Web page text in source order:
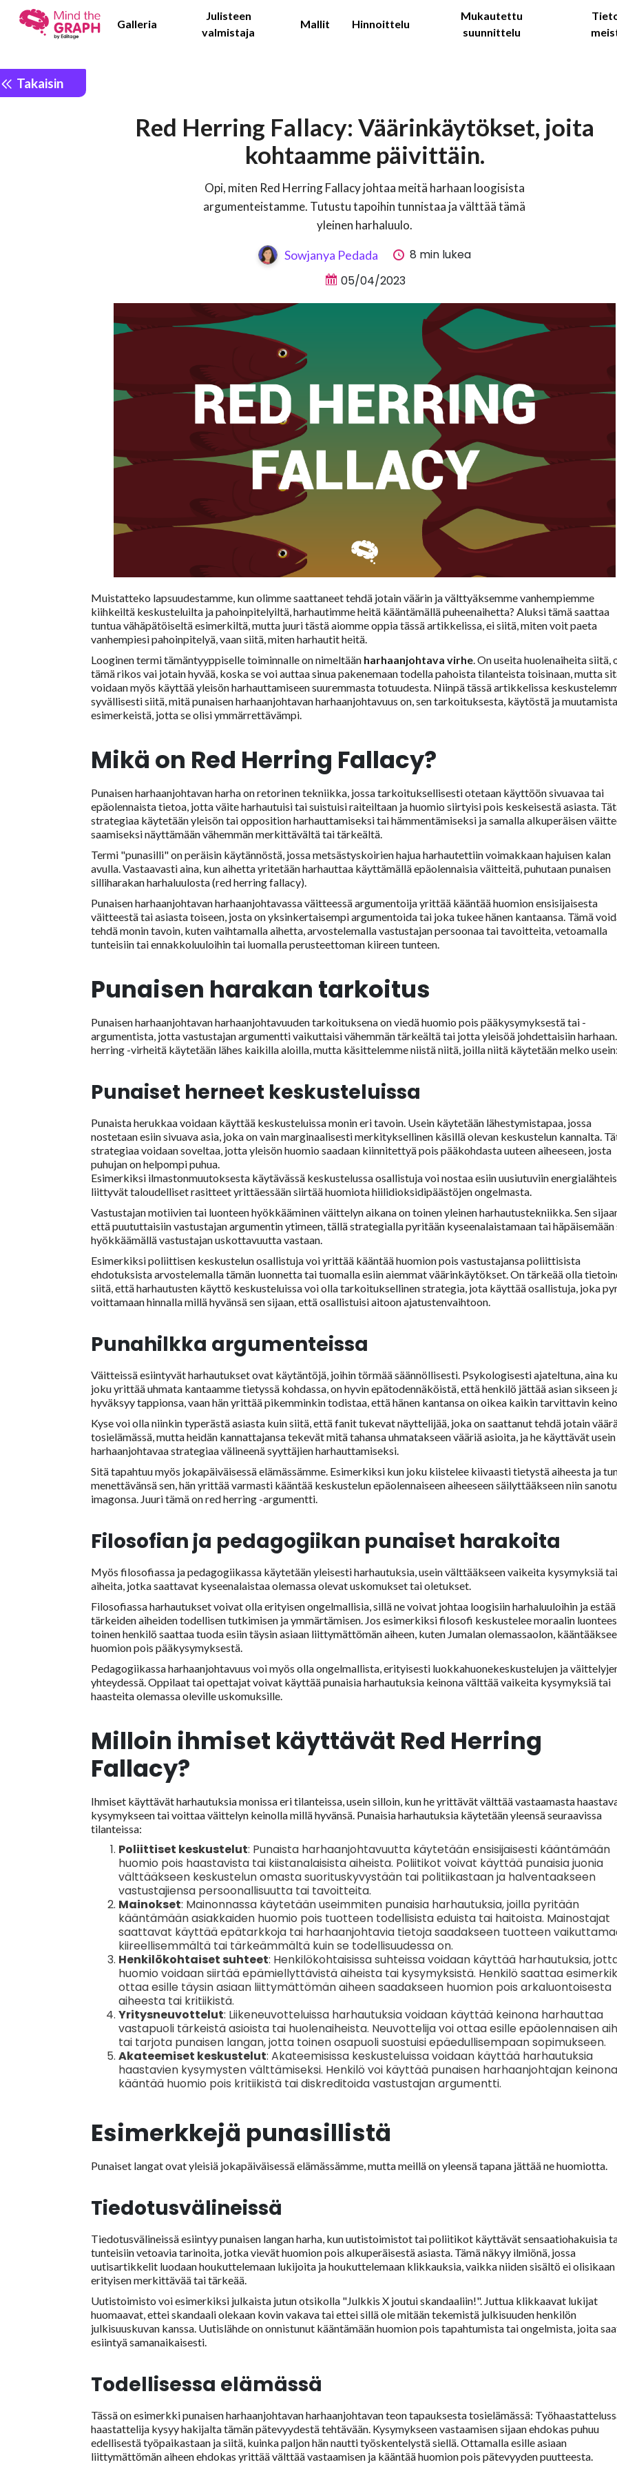
Galleria
Julisteen
valmistaja
Mallit Hinnoittelu
Mukautettu
suunnittelu
Takaisin
Red Herring Fallacy: Väärinkäytökset, joita
kohtaamme päivittäin.
Opi, miten Red Herring Fallacy johtaa meitä harhaan loogisista
argumenteistamme. Tutustu tapoihin tunnistaa ja välttää tämä
yleinen harhaluulo.
Sowjanya Pedada
8 min lukea
05/04/2023
Muistatteko lapsuudestamme, kun olimme saattaneet tehdä jotain väärin ja välttyäksemme vanhempiemme
kiihkeiltä keskusteluilta ja pahoinpitelyiltä, harhautimme heitä kääntämällä puheenaihetta? Aluksi tämä saattaa
tuntua vähäpätöiseltä esimerkiltä, mutta juuri tästä aiomme oppia tässä artikkelissa, ei siitä, miten voit paeta
vanhempiesi pahoinpitelyä, vaan siitä, miten harhautit heitä.
Looginen termi tämäntyyppiselle toiminnalle on nimeltään harhaanjohtava virhe. On useita huolenaiheita siitä,
tämä rikos vai jotain hyvää, koska se voi auttaa sinua pakenemaan todella pahoista tilanteista toisinaan, mutta
voidaan myös käyttää yleisön harhauttamiseen suuremmasta totuudesta. Niinpä tässä artikkelissa
syvällisesti siitä, mitä punaisen harhaanjohtavan harhaanjohtavuus on, sen tarkoituksesta, käytöstä ja muutamista
esimerkeistä, jotta se olisi ymmärrettävämpi.
Mikä on Red Herring Fallacy?
Punaisen harhaanjohtavan harha on retorinen tekniikka, jossa tarkoituksellisesti otetaan käyttöön sivuavaa tai
epäolennaista tietoa, jotta väite harhautuisi tai suistuisi raiteiltaan ja huomio siirtyisi pois keskeisestä asiasta.
strategiaa käytetään yleisön tai opposition harhauttamiseksi tai hämmentämiseksi ja samalla alkuperäisen
saamiseksi näyttämään vähemmän merkittävältä tai tärkeältä.
Termi "punasilli" on peräisin käytännöstä, jossa metsästyskoirien hajua harhautettiin voimakkaan hajuisen kalan
avulla. Vastaavasti aina, kun aihetta yritetään harhauttaa käyttämällä epäolennaisia väitteitä, puhutaan punaisen
silliharakan harhaluulosta (red herring fallacy).
Punaisen harhaanjohtavan harhaanjohtavassa väitteessä argumentoija yrittää kääntää huomion ensisijaisesta
väitteestä tai asiasta toiseen, josta on yksinkertaisempi argumentoida tai joka tukee hänen kantaansa. Tämä
tehdä monin tavoin, kuten vaihtamalla aihetta, arvostelemalla vastustajan persoonaa tai tavoitteita, vetoamalla
tunteisiin tai ennakkoluuloihin tai luomalla perusteettoman kiireen tunteen.
Punaisen harakan tarkoitus
Punaisen harhaanjohtavan harhaanjohtavuuden tarkoituksena on viedä huomio pois pääkysymyksestä tai -
argumentista, jotta vastustajan argumentti vaikuttaisi vähemmän tärkeältä tai jotta yleisöä johdettaisiin
herring -virheitä käytetään lähes kaikilla aloilla, mutta käsittelemme niistä niitä, joilla niitä käytetään melko usein:
Punaiset herneet keskusteluissa
Punaista herukkaa voidaan käyttää keskusteluissa monin eri tavoin. Usein käytetään lähestymistapaa, jossa
nostetaan esiin sivuava asia, joka on vain marginaalisesti merkityksellinen käsillä olevan keskustelun kannalta.
strategiaa voidaan soveltaa, jotta yleisön huomio saadaan kiinnitettyä pois pääkohdasta uuteen aiheeseen, josta
puhujan on helpompi puhua.
Esimerkiksi ilmastonmuutoksesta käytävässä keskustelussa osallistuja voi nostaa esiin uusiutuviin
liittyvät taloudelliset rasitteet yrittäessään siirtää huomiota hiilidioksidipäästöjen ongelmasta.
Vastustajan motiivien tai luonteen hyökkääminen väittelyn aikana on toinen yleinen harhautustekniikka. Sen
että puututtaisiin vastustajan argumentin ytimeen, tällä strategialla pyritään kyseenalaistamaan tai häpäisemään
hyökkäämällä vastustajan uskottavuutta vastaan.
Esimerkiksi poliittisen keskustelun osallistuja voi yrittää kääntää huomion pois vastustajansa poliittisista
ehdotuksista arvostelemalla tämän luonnetta tai tuomalla esiin aiemmat väärinkäytökset. On tärkeää olla
siitä, että harhautusten käyttö keskusteluissa voi olla tarkoituksellinen strategia, jota käyttää osallistuja, joka
voittamaan hinnalla millä hyvänsä sen sijaan, että osallistuisi aitoon ajatustenvaihtoon.
Punahilkka argumenteissa
Väitteissä esiintyvät harhautukset ovat käytäntöjä, joihin törmää säännöllisesti. Psykologisesti ajateltuna, aina
joku yrittää uhmata kantaamme tietyssä kohdassa, on hyvin epätodennäköistä, että henkilö jättää asian sikseen
hyväksyy tappionsa, vaan hän yrittää pikemminkin todistaa, että hänen kantansa on oikea kaikin tarvittavin
Kyse voi olla niinkin typerästä asiasta kuin siitä, että fanit tukevat näyttelijää, joka on saattanut tehdä jotain
tosielämässä, mutta heidän kannattajansa tekevät mitä tahansa uhmatakseen vääriä asioita, ja he käyttävät
harhaanjohtavaa strategiaa välineenä syyttäjien harhauttamiseksi.
Sitä tapahtuu myös jokapäiväisessä elämässämme. Esimerkiksi kun joku kiistelee kiivaasti tietystä aiheesta ja
menettävänsä sen, hän yrittää varmasti kääntää keskustelun epäolennaiseen aiheeseen säilyttääkseen niin
imagonsa. Juuri tämä on red herring -argumentti.
Filosofian ja pedagogiikan punaiset harakoita
Myös filosofiassa ja pedagogiikassa käytetään yleisesti harhautuksia, usein välttääkseen vaikeita kysymyksiä tai
aiheita, jotka saattavat kyseenalaistaa olemassa olevat uskomukset tai oletukset.
Filosofiassa harhautukset voivat olla erityisen ongelmallisia, sillä ne voivat johtaa loogisiin harhaluuloihin ja estää
tärkeiden aiheiden todellisen tutkimisen ja ymmärtämisen. Jos esimerkiksi filosofi keskustelee moraalin
toinen henkilö saattaa tuoda esiin täysin asiaan liittymättömän aiheen, kuten Jumalan olemassaolon,
huomion pois pääkysymyksestä.
Pedagogiikassa harhaanjohtavuus voi myös olla ongelmallista, erityisesti luokkahuonekeskustelujen ja
yhteydessä. Oppilaat tai opettajat voivat käyttää punaisia harhautuksia keinona välttää vaikeita kysymyksiä tai
haasteita olemassa oleville uskomuksille.
Milloin ihmiset käyttävät Red Herring
Fallacy?
Ihmiset käyttävät harhautuksia monissa eri tilanteissa, usein silloin, kun he yrittävät välttää vastaamasta
kysymykseen tai voittaa väittelyn keinolla millä hyvänsä. Punaisia harhautuksia käytetään yleensä seuraavissa
tilanteissa:
Poliittiset keskustelut: Punaista harhaanjohtavuutta käytetään ensisijaisesti kääntämään
huomio pois haastavista tai kiistanalaisista aiheista. Poliitikot voivat käyttää punaisia juonia
välttääkseen keskustelun omasta suorituskyvystään tai politiikastaan ja halventaakseen
vastustajiensa persoonallisuutta tai tavoitteita.
Mainokset: Mainonnassa käytetään useimmiten punaisia harhautuksia, joilla pyritään
kääntämään asiakkaiden huomio pois tuotteen todellisista eduista tai haitoista. Mainostajat
saattavat käyttää epätarkkoja tai harhaanjohtavia tietoja saadakseen tuotteen
kiireellisemmältä tai tärkeämmältä kuin se todellisuudessa on.
Henkilökohtaiset suhteet: Henkilökohtaisissa suhteissa voidaan käyttää harhautuksia,
huomio voidaan siirtää epämiellyttävistä aiheista tai kysymyksistä. Henkilö saattaa
ottaa esille täysin asiaan liittymättömän aiheen saadakseen huomion pois arkaluontoisesta
aiheesta tai kritiikistä.
Yritysneuvottelut: Liikeneuvotteluissa harhautuksia voidaan käyttää keinona harhauttaa
vastapuoli tärkeistä asioista tai huolenaiheista. Neuvottelija voi ottaa esille epäolennaisen
tai tarjota punaisen langan, jotta toinen osapuoli suostuisi epäedullisempaan sopimukseen.
Akateemiset keskustelut: Akateemisissa keskusteluissa voidaan käyttää harhautuksia
haastavien kysymysten välttämiseksi. Henkilö voi käyttää punaisen harhaanjohtajan keinona
kääntää huomio pois kritiikistä tai diskreditoida vastustajan argumentti.
Esimerkkejä punasillistä
Punaiset langat ovat yleisiä jokapäiväisessä elämässämme, mutta meillä on yleensä tapana jättää ne huomiotta.
Tiedotusvälineissä
Tiedotusvälineissä esiintyy punaisen langan harha, kun uutistoimistot tai poliitikot käyttävät sensaatiohakuisia
tunteisiin vetoavia tarinoita, jotka vievät huomion pois alkuperäisestä asiasta. Tämä näkyy ilmiönä, jossa
uutisartikkelit luodaan houkuttelemaan lukijoita ja houkuttelemaan klikkauksia, vaikka niiden sisältö ei olisikaan
erityisen merkittävää tai tärkeää.
Uutistoimisto voi esimerkiksi julkaista jutun otsikolla "Julkkis X joutui skandaaliin!". Juttua klikkaavat lukijat
huomaavat, ettei skandaali olekaan kovin vakava tai ettei sillä ole mitään tekemistä julkisuuden henkilön
julkisuuskuvan kanssa. Uutislähde on onnistunut kääntämään huomion pois tapahtumista tai ongelmista, joita
esiintyä samanaikaisesti.
Todellisessa elämässä
Tässä on esimerkki punaisen harhaanjohtavan harhaanjohtavan teon tapauksesta tosielämässä:
haastattelija kysyy hakijalta tämän pätevyydestä tehtävään. Kysymykseen vastaamisen sijaan ehdokas puhuu
edellisestä työpaikastaan ja siitä, kuinka paljon hän nautti työskentelystä siellä. Ottamalla esille asiaan
liittymättömän aiheen ehdokas yrittää välttää vastaamisen ja kääntää huomion pois pätevyyden puutteesta.